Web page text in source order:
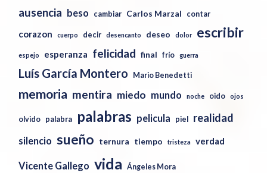
ausencia beso cambiar Carlos Marzal contar
corazon cuerpo decir desencanto deseo dolor escribir
espejo esperanza felicidad final frío guerra
Luís García Montero Mario Benedetti
memoria mentira miedo mundo noche oido ojos
olvido palabra palabras pelicula piel realidad
silencio sueño ternura tiempo tristeza verdad
Vicente Gallego vida Ángeles Mora